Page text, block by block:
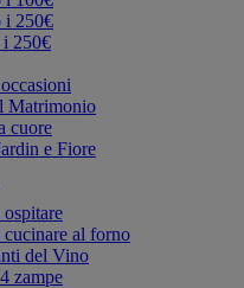
i 250€
i 250€
Matrimonio
cuore
e Fiore
ospitare
cucinare al forno
del Vino
zampe